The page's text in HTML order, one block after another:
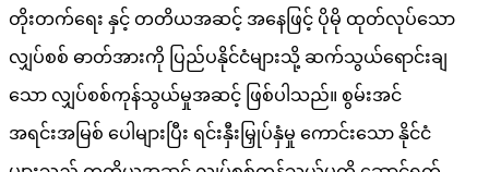
တိုးတက်ရေး နှင့် တတိယအဆင့် အနေဖြင့် ပိုမို ထုတ်လုပ်သော
လျှပ်စစ် ဓာတ်အားကို ပြည်ပနိုင်ငံများသို့ ဆက်သွယ်ရောင်းချ
သော လျှပ်စစ်ကုန်သွယ်မှုအဆင့် ဖြစ်ပါသည်။ စွမ်းအင်
အရင်းအမြစ် ပေါများပြီး ရင်းနှီးမြှုပ်နှံမှု ကောင်းသော နိုင်ငံ